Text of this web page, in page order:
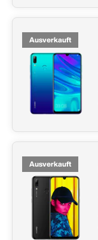
Ausverkauft
Ausverkauft